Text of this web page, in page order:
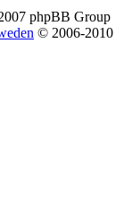
phpBB Group
© 2006-2010